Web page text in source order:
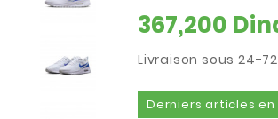
367,200
Livraison sous 24-
Derniers articles